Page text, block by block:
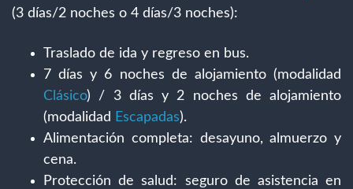
(3 días/2 noches o 4 días/3 noches):
Traslado de ida y regreso en bus.
7 días y 6 noches de alojamiento (modalidad
Clásico) / 3 días y 2 noches de alojamiento
(modalidad Escapadas).
Alimentación completa: desayuno, almuerzo y
cena.
Protección de salud: seguro de asistencia en